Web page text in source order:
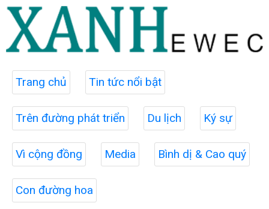
Trang chủ Tin tức nổi bật
Trên đường phát triển Du lịch Ký sự
Vì cộng đồng Media Bình dị & Cao quý
Con đường hoa